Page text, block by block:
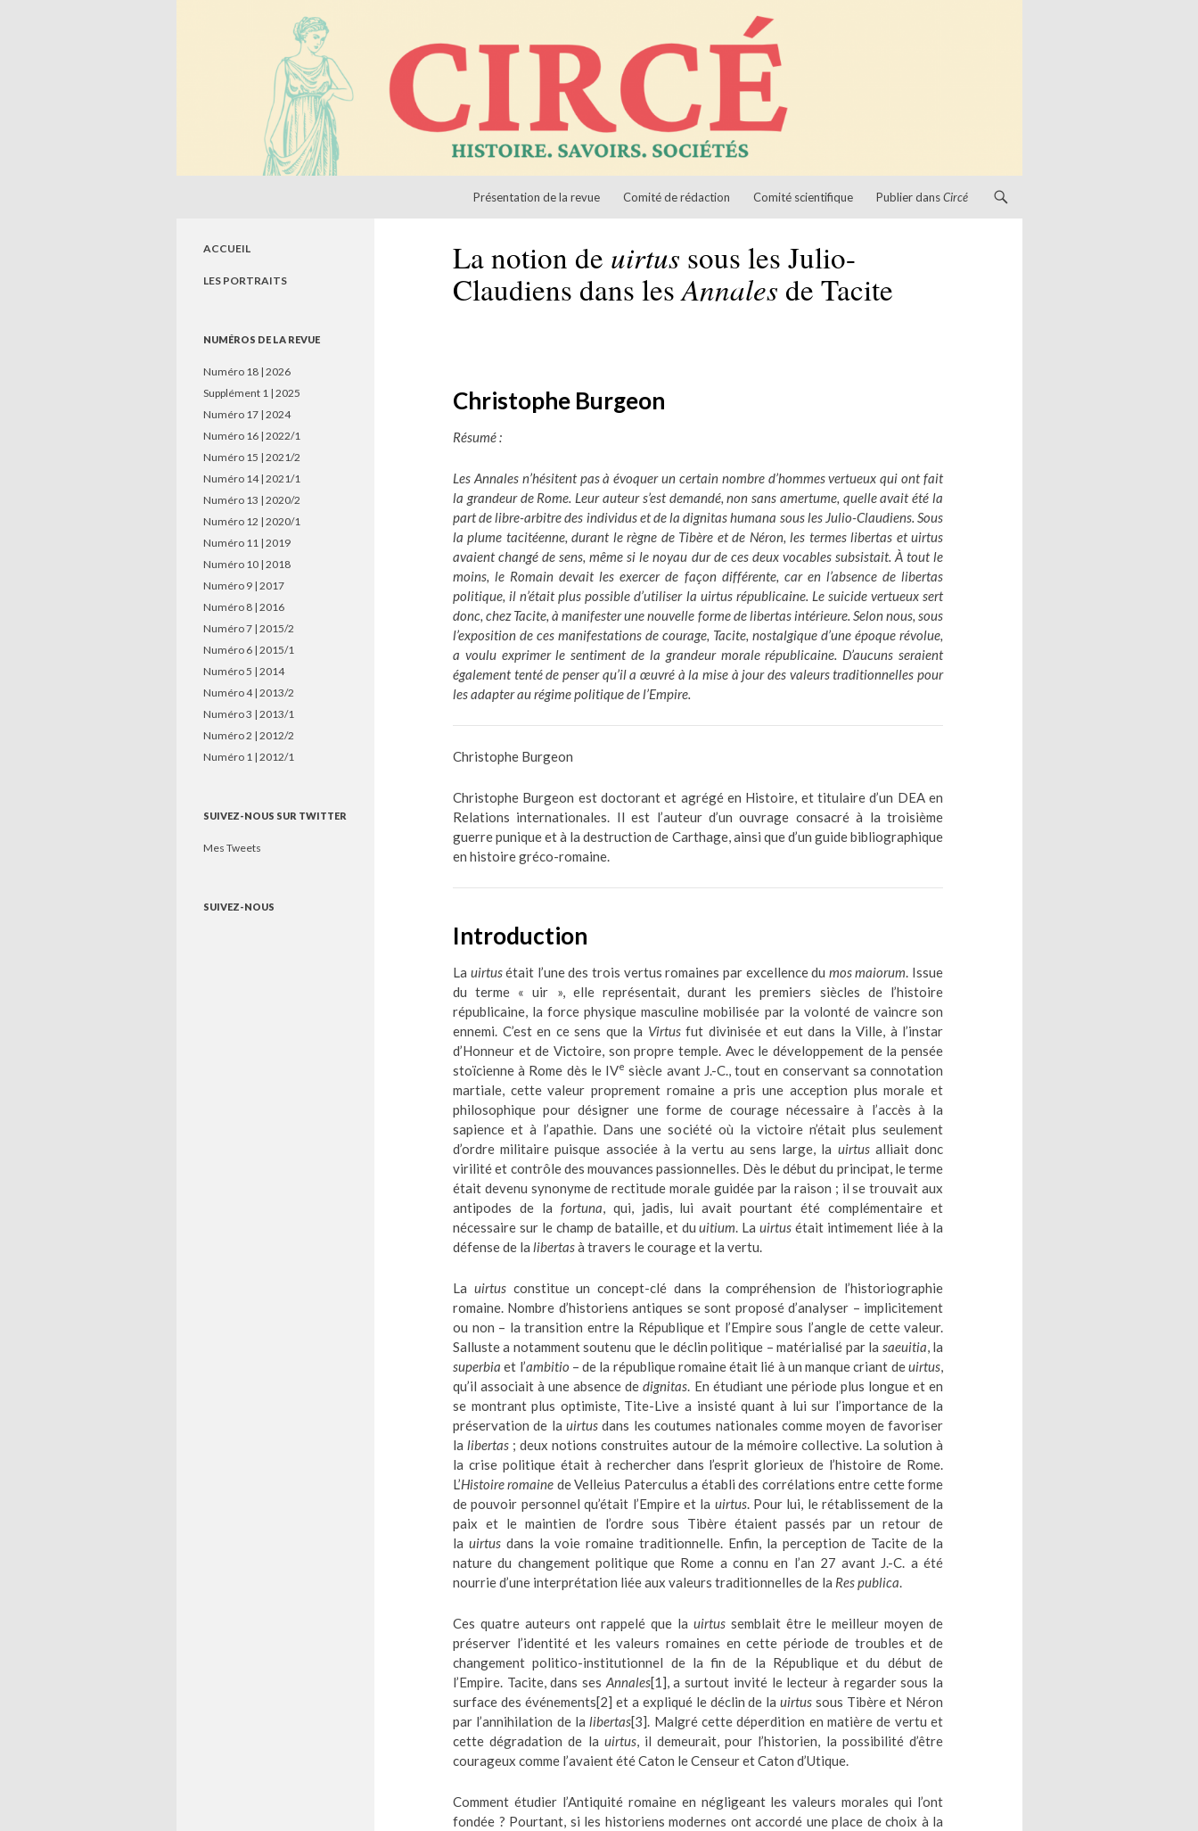
Présentation de la revue Comité de rédaction Comité scientifique Publier dansCircé
La notion de uirtus sous les Julio-
Claudiens dans lesAnnales de Tacite
Christophe Burgeon
Résumé :
Les Annales n’hésitent pas à évoquer un certain nombre d’hommes vertueux qui ont fait
la grandeur de Rome. Leur auteur s’est demandé, non sans amertume, quelle avait été la
part de libre-arbitre des individus et de la dignitas humana sous les Julio-Claudiens. Sous
la plume tacitéenne, durant le règne de Tibère et de Néron, les termes libertas et uirtus
avaient changé de sens, même si le noyau dur de ces deux vocables subsistait. À tout le
moins, le Romain devait les exercer de façon différente, car en l’absence de libertas
politique, il n’était plus possible d’utiliser la uirtus républicaine. Le suicide vertueux sert
donc, chez Tacite, à manifester une nouvelle forme de libertas intérieure. Selon nous, sous
l’exposition de ces manifestations de courage, Tacite, nostalgique d’une époque révolue,
a voulu exprimer le sentiment de la grandeur morale républicaine. D’aucuns seraient
également tenté de penser qu’il a œuvré à la mise à jour des valeurs traditionnelles pour
les adapter au régime politique de l’Empire.
Christophe Burgeon
Christophe Burgeon est doctorant et agrégé en Histoire, et titulaire d’un DEA en
Relations internationales. Il est l’auteur d’un ouvrage consacré à la troisième
guerre punique et à la destruction de Carthage, ainsi que d’un guide bibliographique
en histoire gréco-romaine.
Introduction
La uirtusétait l’une des trois vertus romaines par excellence du mos maiorum . Issue
du terme « uir », elle représentait, durant les premiers siècles de l’histoire
républicaine, la force physique masculine mobilisée par la volonté de vaincre son
ennemi. C’est en ce sens que la Virtusfut divinisée et eut dans la Ville, à l’instar
d’Honneur et de Victoire, son propre temple. Avec le développement de la pensée
stoïcienne à Rome dès le IVe siècle avant J.-C., tout en conservant sa connotation
martiale, cette valeur proprement romaine a pris une acception plus morale et
philosophique pour désigner une forme de courage nécessaire à l’accès à la
sapience et à l’apathie. Dans une société où la victoire n’était plus seulement
d’ordre militaire puisque associée à la vertu au sens large, la uirtus alliait donc
virilité et contrôle des mouvances passionnelles. Dès le début du principat, le terme
était devenu synonyme de rectitude morale guidée par la raison ; il se trouvait aux
antipodes de la fortuna , qui, jadis, lui avait pourtant été complémentaire et
nécessaire sur le champ de bataille, et duuitium . Lauirtus était intimement liée à la
défense de la libertasà travers le courage et la vertu.
La uirtusconstitue un concept-clé dans la compréhension de l’historiographie
romaine. Nombre d’historiens antiques se sont proposé d’analyser – implicitement
ou non – la transition entre la République et l’Empire sous l’angle de cette valeur.
Salluste a notamment soutenu que le déclin politique – matérialisé par la saeuitia , la
superbia et l’ambitio – de la république romaine était lié à un manque criant deuirtus
qu’il associait à une absence dedignitas . En étudiant une période plus longue et en
se montrant plus optimiste, Tite-Live a insisté quant à lui sur l’importance de la
préservation de lauirtus dans les coutumes nationales comme moyen de favoriser
la libertas; deux notions construites autour de la mémoire collective. La solution à
la crise politique était à rechercher dans l’esprit glorieux de l’histoire de Rome.
L’Histoire romaine de Velleius Paterculus a établi des corrélations entre cette forme
de pouvoir personnel qu’était l’Empire et la uirtus. Pour lui, le rétablissement de la
paix et le maintien de l’ordre sous Tibère étaient passés par un retour de
la uirtusdans la voie romaine traditionnelle. Enfin, la perception de Tacite de la
nature du changement politique que Rome a connu en l’an 27 avant J.-C. a été
nourrie d’une interprétation liée aux valeurs traditionnelles de la Res publica
Ces quatre auteurs ont rappelé que la uirtussemblait être le meilleur moyen de
préserver l’identité et les valeurs romaines en cette période de troubles et de
changement politico-institutionnel de la fin de la République et du début de
l’Empire. Tacite, dans ses Annales[1] , a surtout invité le lecteur à regarder sous la
surface des événements[2] et a expliqué le déclin de lauirtus sous Tibère et Néron
par l’annihilation de la libertas[3] . Malgré cette déperdition en matière de vertu et
cette dégradation de la uirtus, il demeurait, pour l’historien, la possibilité d’être
courageux comme l’avaient été Caton le Censeur et Caton d’Utique.
Comment étudier l’Antiquité romaine en négligeant les valeurs morales qui l’ont
fondée ? Pourtant, si les historiens modernes ont accordé une place de choix à la
ACCUEIL
LES PORTRAITS
NUMÉROS DE LA REVUE
Numéro 18 | 2026
Supplément 1 | 2025
Numéro 17 | 2024
Numéro 16 | 2022/1
Numéro 15 | 2021/2
Numéro 14 | 2021/1
Numéro 13 | 2020/2
Numéro 12 | 2020/1
Numéro 11 | 2019
Numéro 10 | 2018
Numéro 9 | 2017
Numéro 8 | 2016
Numéro 7 | 2015/2
Numéro 6 | 2015/1
Numéro 5 | 2014
Numéro 4 | 2013/2
Numéro 3 | 2013/1
Numéro 2 | 2012/2
Numéro 1 | 2012/1
SUIVEZ-NOUS SUR TWITTER
Mes Tweets
SUIVEZ-NOUS